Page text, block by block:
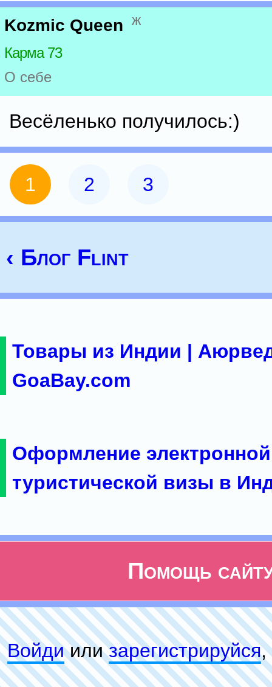
Kozmic Queen ж
Карма 73
О себе
Весёленько получилось:)
1 2 3
‹ Блог Flint
Товары из Индии |
GoaBay.com
Оформление электронной
туристической визы в
Помощь
Войдиилизарeгиcтpируйся,